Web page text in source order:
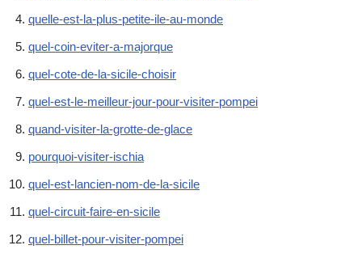
quelle-est-la-plus-petite-ile-au-monde
quel-coin-eviter-a-majorque
quel-cote-de-la-sicile-choisir
quel-est-le-meilleur-jour-pour-visiter-pompei
quand-visiter-la-grotte-de-glace
pourquoi-visiter-ischia
quel-est-lancien-nom-de-la-sicile
quel-circuit-faire-en-sicile
quel-billet-pour-visiter-pompei